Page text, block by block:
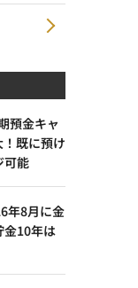
預金キャ
既に預け
可能
年8月に金
金10年は